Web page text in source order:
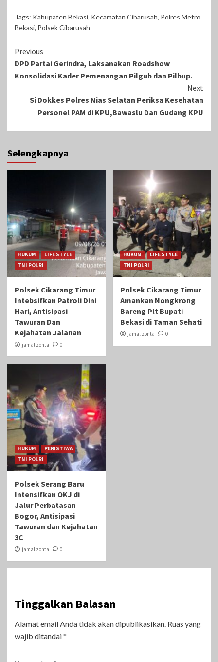
Tags: Kabupaten Bekasi, Kecamatan Cibarusah, Polres Metro
Bekasi, Polsek Cibarusah
Continue
Reading
Previous
DPD Partai Gerindra, Laksanakan Roadshow
Konsolidasi Kader Pemenangan Pilgub dan Pilbup.
Next
Si Dokkes Polres Nias Selatan Periksa Kesehatan
Personel PAM di KPU,Bawaslu Dan Gudang KPU
Selengkapnya
HUKUM
LIFE STYLE
TNI POLRI
Polsek Cikarang Timur
Intebsifkan Patroli Dini
Hari, Antisipasi
Tawuran Dan
Kejahatan Jalanan
jamal zonta 0
HUKUM
LIFE STYLE
TNI POLRI
Polsek Cikarang Timur
Amankan Nongkrong
Bareng Plt Bupati
Bekasi di Taman Sehati‎
jamal zonta 0
HUKUM
PERISTIWA
TNI POLRI
Polsek Serang Baru
Intensifkan OKJ di
Jalur Perbatasan
Bogor, Antisipasi
Tawuran dan Kejahatan
3C
jamal zonta 0
Tinggalkan Balasan
Alamat email Anda tidak akan dipublikasikan. Ruas yang
wajib ditandai*